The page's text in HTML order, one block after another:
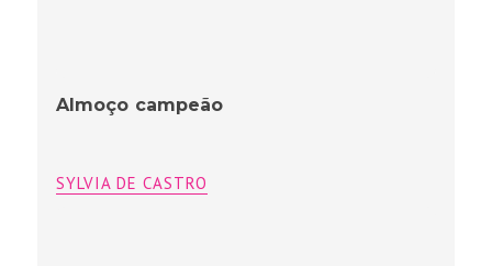
Almoço campeão
SYLVIA DE CASTRO